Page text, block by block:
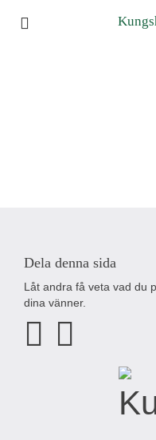
Dela denna sida
Låt andra få veta vad du
dina vänner.